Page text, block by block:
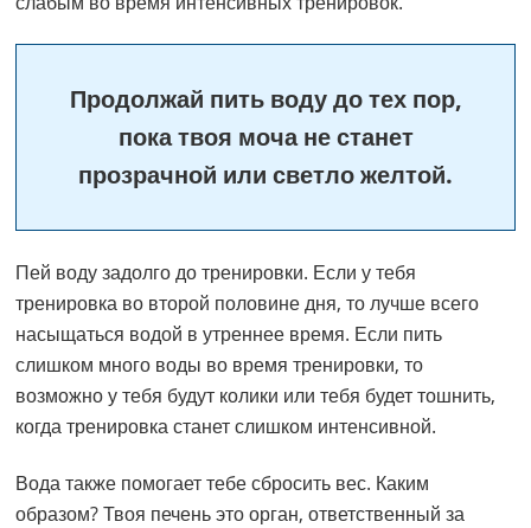
Продолжай пить воду до тех пор,
пока твоя моча не станет
прозрачной или светло желтой.
Пей воду задолго до тренировки. Если у тебя
тренировка во второй половине дня, то лучше всего
насыщаться водой в утреннее время. Если пить
слишком много воды во время тренировки, то
возможно у тебя будут колики или тебя будет тошнить,
когда тренировка станет слишком интенсивной.
Вода также помогает тебе сбросить вес. Каким
образом? Твоя печень это орган, ответственный за